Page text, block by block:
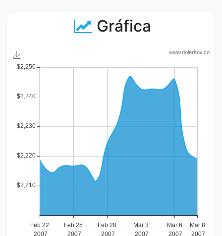
Gráfica